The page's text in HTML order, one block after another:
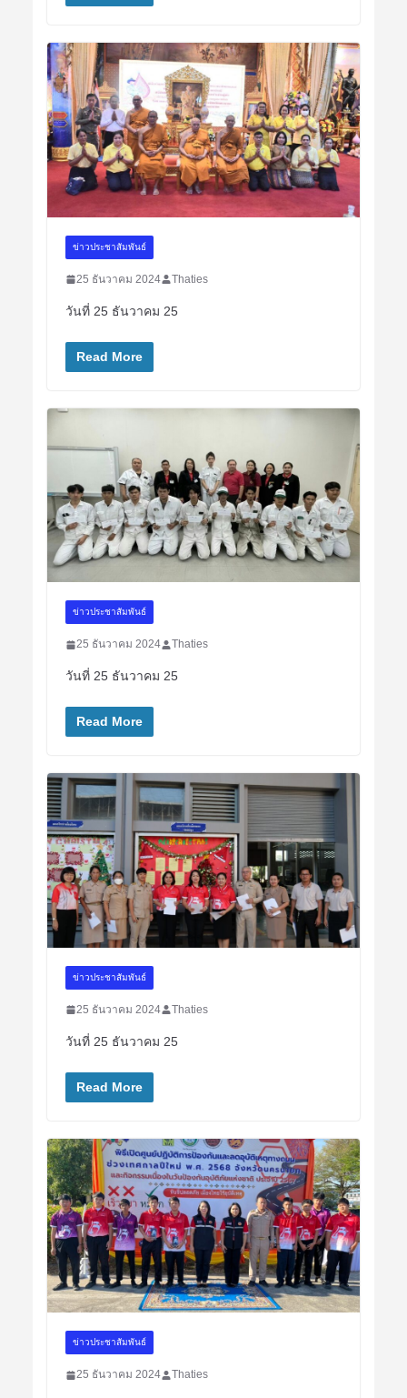
ข่าวประชาสัมพันธ์
25 ธันวาคม 2024 Thaties
วันที่ 25 ธันวาคม 25
Read More
ข่าวประชาสัมพันธ์
25 ธันวาคม 2024 Thaties
วันที่ 25 ธันวาคม 25
Read More
ข่าวประชาสัมพันธ์
25 ธันวาคม 2024 Thaties
วันที่ 25 ธันวาคม 25
Read More
ข่าวประชาสัมพันธ์
25 ธันวาคม 2024 Thaties